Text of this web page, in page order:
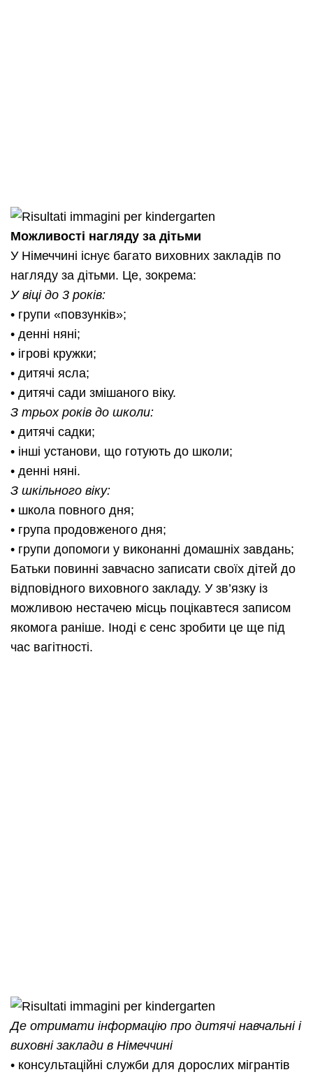
Можливості нагляду за дітьми
У Німеччині існує багато виховних закладів по
нагляду за дітьми. Це, зокрема:
У віці до 3 років:
• групи «повзунків»;
• денні няні;
• ігрові кружки;
• дитячі ясла;
• дитячі сади змішаного віку.
З трьох років до школи:
• дитячі садки;
• інші установи, що готують до школи;
• денні няні.
З шкільного віку:
• школа повного дня;
• група продовженого дня;
• групи допомоги у виконанні домашніх завдань;
Батьки повинні завчасно записати своїх дітей до
відповідного виховного закладу. У зв’язку із
можливою нестачею місць поцікавтеся записом
якомога раніше. Іноді є сенс зробити це ще під
час вагітності.
Де отримати інформацію про дитячі навчальні і
виховні заклади в Німеччині
• консультаційні служби для дорослих мігрантів